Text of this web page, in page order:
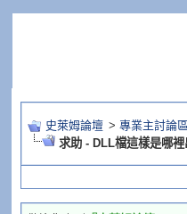
史萊姆論壇 >專業主討論區
求助 - DLL檔這樣是哪